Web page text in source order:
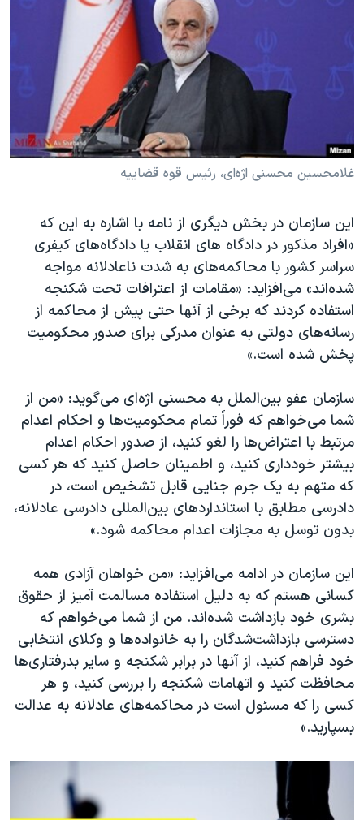
غلامحسین محسنی اژه‌ای، رئیس قوه قضاییه
این سازمان در بخش دیگری از نامه با اشاره به این که
«افراد مذکور در دادگاه های انقلاب یا دادگاه‌های کیفری
سراسر کشور با محاکمه‌های به شدت ناعادلانه مواجه
شده‌اند» می‌افزاید: «مقامات از اعترافات تحت شکنجه
استفاده کردند که برخی از آنها حتی پیش از محاکمه از
رسانه‌های دولتی به عنوان مدرکی برای صدور محکومیت
پخش شده است.»
سازمان عفو بین‌الملل به محسنی اژه‌ای می‌گوید: «من از
شما می‌خواهم که فوراً تمام محکومیت‌ها و احکام اعدام
مرتبط با اعتراض‌ها را لغو کنید، از صدور احکام اعدام
بیشتر خودداری کنید، و اطمینان حاصل کنید که هر کسی
که متهم به یک جرم جنایی قابل تشخیص است، در
دادرسی مطابق با استانداردهای بین‌المللی دادرسی عادلانه،
بدون توسل به مجازات اعدام محاکمه شود.»
این سازمان در ادامه می‌افزاید: «من خواهان آزادی همه
کسانی هستم که به دلیل استفاده مسالمت آمیز از حقوق
بشری خود بازداشت شده‌اند. من از شما می‌خواهم که
دسترسی بازداشت‌شدگان را به خانواده‌ها و وکلای انتخابی
خود فراهم کنید، از آنها در برابر شکنجه و سایر بدرفتاری‌ها
محافظت کنید و اتهامات شکنجه را بررسی کنید، و هر
کسی را که مسئول است در محاکمه‌های عادلانه به عدالت
بسپارید.»